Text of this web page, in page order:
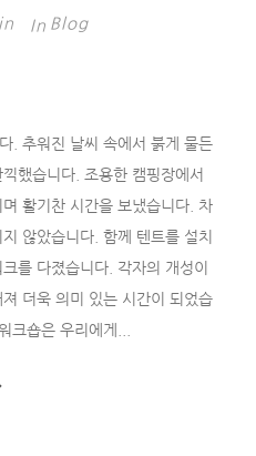
In Blog
. 추워진 날씨 속에서 붉게 물든
했습니다. 조용한 캠핑장에서
활기찬 시간을 보냈습니다. 차
않았습니다. 함께 텐트를 설치
를 다졌습니다. 각자의 개성이
더욱 의미 있는 시간이 되었습
크숍은 우리에게...